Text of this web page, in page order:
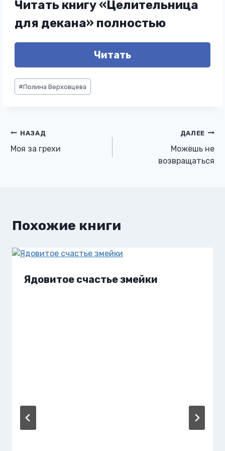
Читать книгу «Целительница
для декана» полностью
Читать
Метки
записи:
#Полина Верховцева
Навигация
по
НАЗАД
Моя за грехи
ДАЛЕЕ
Можешь не
возвращаться
Похожие книги
Ядовитое счастье змейки